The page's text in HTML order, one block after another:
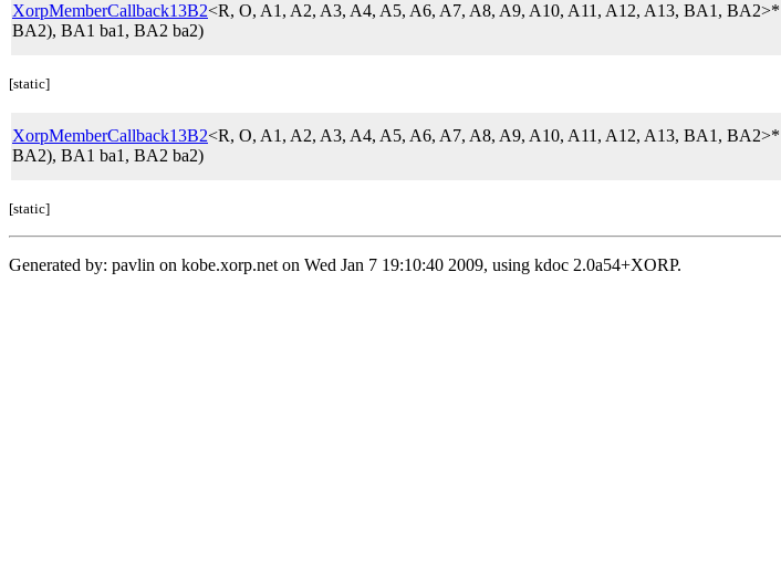
XorpMemberCallback13B2<R, O, A1, A2, A3, A4, A5, A6, A7, A8, A9, A10, A11, A12, A13, BA1, BA2>*
BA2), BA1 ba1, BA2 ba2)
[static]
XorpMemberCallback13B2<R, O, A1, A2, A3, A4, A5, A6, A7, A8, A9, A10, A11, A12, A13, BA1, BA2>*
BA2), BA1 ba1, BA2 ba2)
[static]
Generated by: pavlin on kobe.xorp.net on Wed Jan 7 19:10:40 2009, using kdoc 2.0a54+XORP.